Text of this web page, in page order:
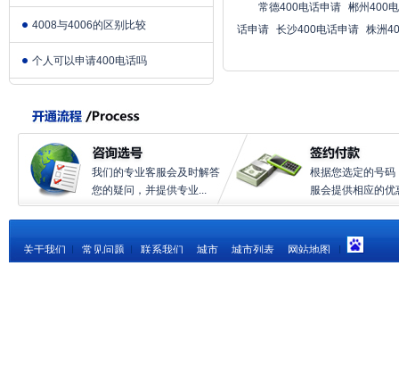
4008与4006的区别比较
个人可以申请400电话吗
常德400电话申请 郴州400
话申请 长沙400电话申请 株洲
我们的专业客服会及时解答
您的疑问，并提供专业...
根据您选定的号码
服会提供相应的优
关于我们 常见问题 联系我们 城市 城市列表 网站地图